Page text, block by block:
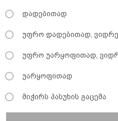
დადებითად
უფრო დადებითად,
უფრო უარყოფითად,
უარყოფითად
მიჭირს პასუხის გაცემა